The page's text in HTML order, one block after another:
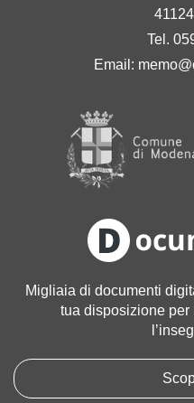
Tel.
Email:
Migliaia di documenti
tua disposizione per